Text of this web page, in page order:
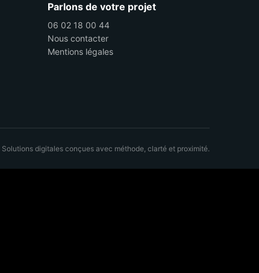
Parlons de votre projet
06 02 18 00 44
Nous contacter
Mentions légales
Solutions digitales conçues avec méthode, clarté et proximité.